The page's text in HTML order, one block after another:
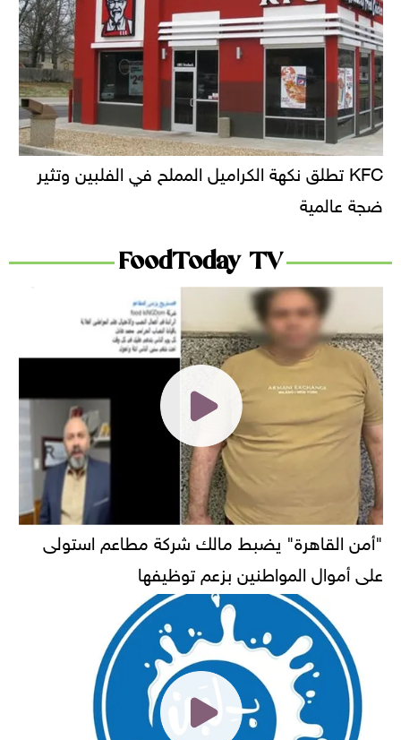
KFC تطلق نكهة الكراميل المملح في الفلبين وتثير
ضجة عالمية
FoodToday TV
"أمن القاهرة" يضبط مالك شركة مطاعم استولى
على أموال المواطنين بزعم توظيفها